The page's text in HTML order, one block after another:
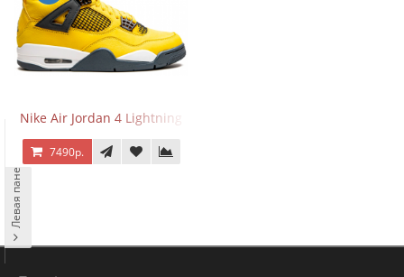
Nike Air Jordan 4 Lightning
7490р.
Левая панель